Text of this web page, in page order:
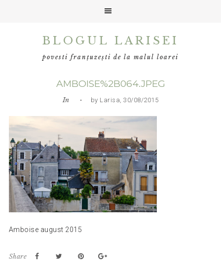
BLOGUL LARISEI
povesti franțuzești de la malul loarei
AMBOISE%2B064.JPEG
In • by Larisa, 30/08/2015
Amboise august 2015
Share